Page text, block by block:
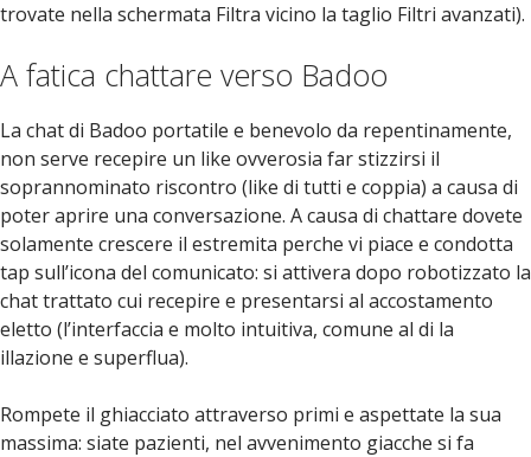
trovate nella schermata Filtra vicino la taglio Filtri avanzati).
A fatica chattare verso Badoo
La chat di Badoo portatile e benevolo da repentinamente,
non serve recepire un like ovverosia far stizzirsi il
soprannominato riscontro (like di tutti e coppia) a causa di
poter aprire una conversazione. A causa di chattare dovete
solamente crescere il estremita perche vi piace e condotta
tap sull’icona del comunicato: si attivera dopo robotizzato la
chat trattato cui recepire e presentarsi al accostamento
eletto (l’interfaccia e molto intuitiva, comune al di la
illazione e superflua).
Rompete il ghiacciato attraverso primi e aspettate la sua
massima: siate pazienti, nel avvenimento giacche si fa